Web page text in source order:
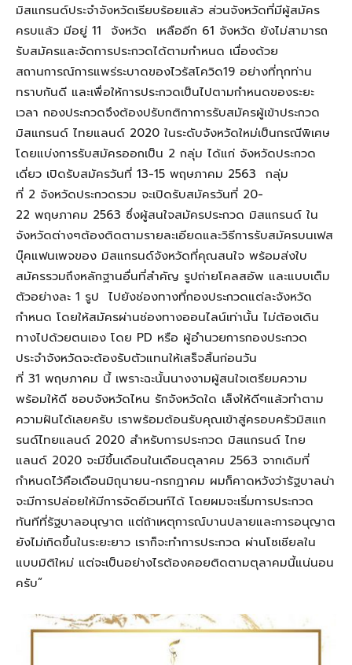
มิสแกรนด์ประจำจังหวัดเรียบร้อยแล้ว ส่วนจังหวัดที่มีผู้สมัคร
ครบแล้ว มีอยู่ 11 จังหวัด เหลืออีก 61 จังหวัด ยังไม่สามารถ
รับสมัครและจัดการประกวดได้ตามกำหนด เนื่องด้วย
สถานการณ์การแพร่ระบาดของไวรัสโควิด19 อย่างที่ทุกท่าน
ทราบกันดี และเพื่อให้การประกวดเป็นไปตามกำหนดของระยะ
เวลา กองประกวดจึงต้องปรับกติกาการรับสมัครผู้เข้าประกวด
มิสแกรนด์ ไทยแลนด์ 2020 ในระดับจังหวัดใหม่เป็นกรณีพิเศษ
โดยแบ่งการรับสมัครออกเป็น 2 กลุ่ม ได้แก่ จังหวัดประกวด
เดี่ยว เปิดรับสมัครวันที่ 13-15 พฤษภาคม 2563 กลุ่ม
ที่ 2 จังหวัดประกวดรวม จะเปิดรับสมัครวันที่ 20-
22 พฤษภาคม 2563 ซึ่งผู้สนใจสมัครประกวด มิสแกรนด์ ใน
จังหวัดต่างๆต้องติดตามรายละเอียดและวิธีการรับสมัครบนเฟส
บุ๊คแฟนเพจของ มิสแกรนด์จังหวัดที่คุณสนใจ พร้อมส่งใบ
สมัครรวมถึงหลักฐานอื่นที่สำคัญ รูปถ่ายโคลสอัพ และแบบเต็ม
ตัวอย่างละ 1 รูป ไปยังช่องทางที่กองประกวดแต่ละจังหวัด
กำหนด โดยให้สมัครผ่านช่องทางออนไลน์เท่านั้น ไม่ต้องเดิน
ทางไปด้วยตนเอง โดย PD หรือ ผู้อำนวยการกองประกวด
ประจำจังหวัดจะต้องรับตัวแทนให้เสร็จสิ้นก่อนวัน
ที่ 31 พฤษภาคม นี้ เพราะฉะนั้นนางงามผู้สนใจเตรียมความ
พร้อมให้ดี ชอบจังหวัดไหน รักจังหวัดใด เล็งให้ดีๆแล้วทำตาม
ความฝันได้เลยครับ เราพร้อมต้อนรับคุณเข้าสู่ครอบครัวมิสแก
รนด์ไทยแลนด์ 2020 สำหรับการประกวด มิสแกรนด์ ไทย
แลนด์ 2020 จะมีขึ้นเดือนในเดือนตุลาคม 2563 จากเดิมที่
กำหนดไว้คือเดือนมิถุนายน-กรกฏาคม ผมก็คาดหวังว่ารัฐบาลน่า
จะมีการปล่อยให้มีการจัดอีเวนท์ได้ โดยผมจะเริ่มการประกวด
ทันทีที่รัฐบาลอนุญาต แต่ถ้าเหตุการณ์บานปลายและการอนุญาต
ยังไม่เกิดขึ้นในระยะยาว เราก็จะทำการประกวด ผ่านโซเชียลใน
แบบมิติใหม่ แต่จะเป็นอย่างไรต้องคอยติดตามตุลาคมนี้แน่นอน
ครับ”